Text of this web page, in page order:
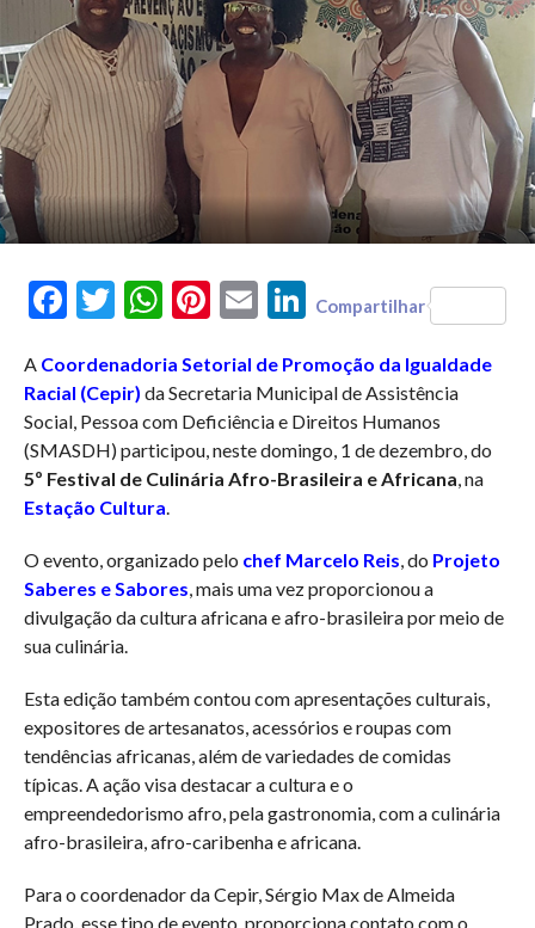
FacebookTwitterWhatsAppPinterest
Email LinkedIn
Compartilhar
A Coordenadoria Setorial de Promoção da Igualdade
Racial (Cepir) da Secretaria Municipal de Assistência
Social, Pessoa com Deficiência e Direitos Humanos
(SMASDH) participou, neste domingo, 1 de dezembro, do
5º Festival de Culinária Afro-Brasileira e Africana, na
Estação Cultura.
O evento, organizado pelo chef Marcelo Reis, do Projeto
Saberes e Sabores, mais uma vez proporcionou a
divulgação da cultura africana e afro-brasileira por meio de
sua culinária.
Esta edição também contou com apresentações culturais,
expositores de artesanatos, acessórios e roupas com
tendências africanas, além de variedades de comidas
típicas. A ação visa destacar a cultura e o
empreendedorismo afro, pela gastronomia, com a culinária
afro-brasileira, afro-caribenha e africana.
Para o coordenador da Cepir, Sérgio Max de Almeida
Prado, esse tipo de evento proporciona contato com o